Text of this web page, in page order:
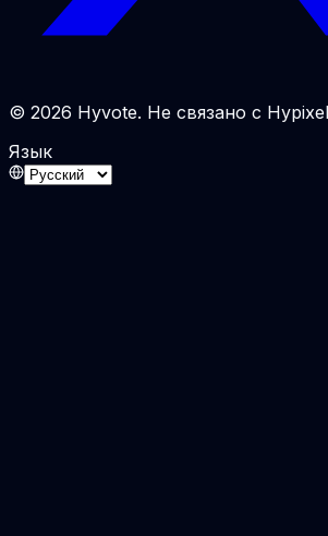
© 2026 Hyvote. Не связано с
Язык